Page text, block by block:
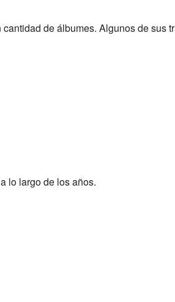
de álbumes. Algunos de sus
lo largo de los años.